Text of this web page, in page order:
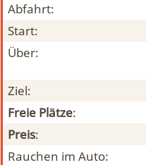
Abfahrt:
Start:
Über:
Ziel:
Freie Plätze:
Preis:
Rauchen im Auto: